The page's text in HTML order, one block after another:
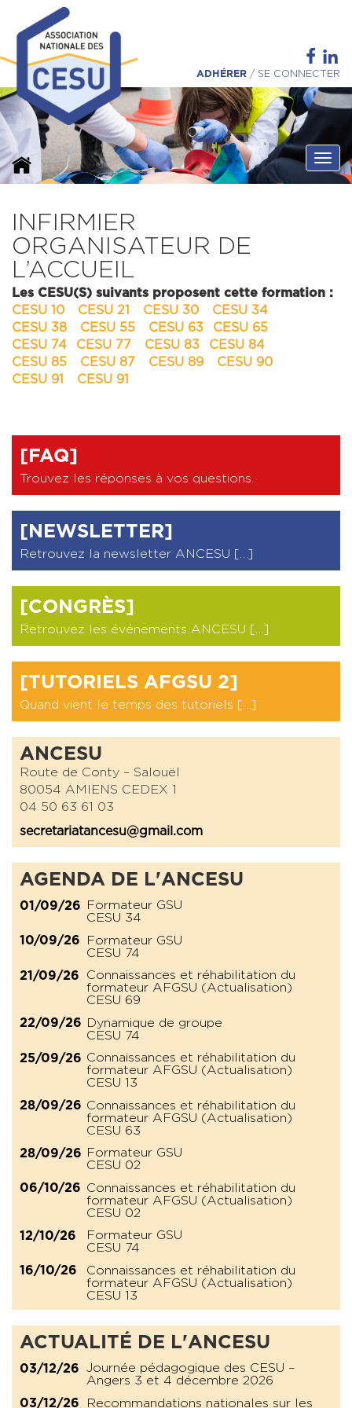
ADHÉRER / SE CONNECTER
INFIRMIER
ORGANISATEUR DE
L’ACCUEIL
Les CESU(S) suivants proposent cette formation :
CESU 10
CESU 21 CESU 30
CESU 34
CESU 38
CESU 55 CESU 63
CESU 65
CESU 74
CESU 77 CESU 83
CESU 84
CESU 85
CESU 87 CESU 89
CESU 90
CESU 91
CESU 91
[FAQ]
Trouvez les réponses à vos questions
[NEWSLETTER]
Retrouvez la newsletter ANCESU […]
[CONGRÈS]
Retrouvez les événements ANCESU […]
[TUTORIELS AFGSU 2]
Quand vient le temps des tutoriels […]
ANCESU
Route de Conty – Salouël
80054 AMIENS CEDEX 1
04 50 63 61 03
secretariatancesu@gmail.com
AGENDA DE L'ANCESU
01/09/26
Formateur GSU
CESU 34
10/09/26
Formateur GSU
CESU 74
21/09/26
Connaissances et réhabilitation du
formateur AFGSU (Actualisation)
CESU 69
22/09/26 Dynamique de groupe
CESU 74
25/09/26 Connaissances et réhabilitation du
formateur AFGSU (Actualisation)
CESU 13
28/09/26 Connaissances et réhabilitation du
formateur AFGSU (Actualisation)
CESU 63
28/09/26
Formateur GSU
CESU 02
06/10/26 Connaissances et réhabilitation du
formateur AFGSU (Actualisation)
CESU 02
12/10/26
Formateur GSU
CESU 74
16/10/26
Connaissances et réhabilitation du
formateur AFGSU (Actualisation)
CESU 13
ACTUALITÉ DE L'ANCESU
03/12/26
Journée pédagogique des CESU –
Angers 3 et 4 décembre 2026
03/12/26
Recommandations nationales sur les